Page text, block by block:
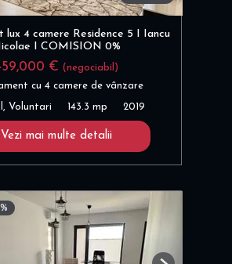
lux 4 camere Residence 5 I Iancu
I COMISION 0%
€ (negociabil)
cu 4 camere de vânzare
Voluntari 143.3 mp 2019
Vezi mai multe detalii